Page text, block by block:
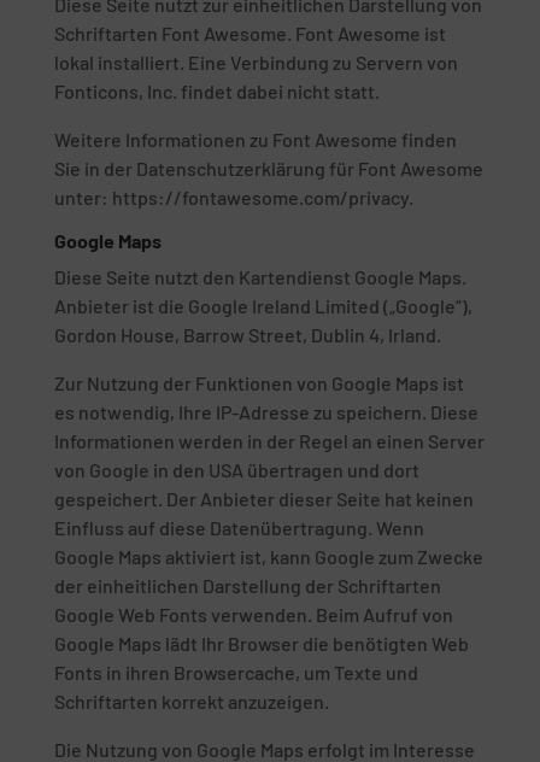
Schriftarten Font Awesome. Font Awesome ist
lokal installiert. Eine Verbindung zu Servern von
Fonticons, Inc. findet dabei nicht statt.
Weitere Informationen zu Font Awesome finden
Sie in der Datenschutzerklärung für Font Awesome
unter: https://fontawesome.com/privacy.
Google Maps
Diese Seite nutzt den Kartendienst Google Maps.
Anbieter ist die Google Ireland Limited („Google“),
Gordon House, Barrow Street, Dublin 4, Irland.
Zur Nutzung der Funktionen von Google Maps ist
es notwendig, Ihre IP-Adresse zu speichern. Diese
Informationen werden in der Regel an einen Server
von Google in den USA übertragen und dort
gespeichert. Der Anbieter dieser Seite hat keinen
Einfluss auf diese Datenübertragung. Wenn
Google Maps aktiviert ist, kann Google zum Zwecke
der einheitlichen Darstellung der Schriftarten
Google Web Fonts verwenden. Beim Aufruf von
Google Maps lädt Ihr Browser die benötigten Web
Fonts in ihren Browsercache, um Texte und
Schriftarten korrekt anzuzeigen.
Die Nutzung von Google Maps erfolgt im Interesse